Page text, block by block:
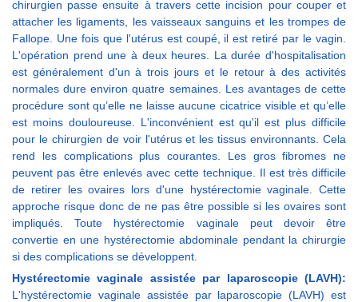
chirurgien passe ensuite à travers cette incision pour couper et
attacher les ligaments, les vaisseaux sanguins et les trompes de
Fallope. Une fois que l'utérus est coupé, il est retiré par le vagin.
L'opération prend une à deux heures. La durée d'hospitalisation
est généralement d'un à trois jours et le retour à des activités
normales dure environ quatre semaines. Les avantages de cette
procédure sont qu’elle ne laisse aucune cicatrice visible et qu’elle
est moins douloureuse. L'inconvénient est qu'il est plus difficile
pour le chirurgien de voir l'utérus et les tissus environnants. Cela
rend les complications plus courantes. Les gros fibromes ne
peuvent pas être enlevés avec cette technique. Il est très difficile
de retirer les ovaires lors d'une hystérectomie vaginale. Cette
approche risque donc de ne pas être possible si les ovaires sont
impliqués. Toute hystérectomie vaginale peut devoir être
convertie en une hystérectomie abdominale pendant la chirurgie
si des complications se développent.
Hystérectomie vaginale assistée par laparoscopie (LAVH):
L'hystérectomie vaginale assistée par laparoscopie (LAVH) est